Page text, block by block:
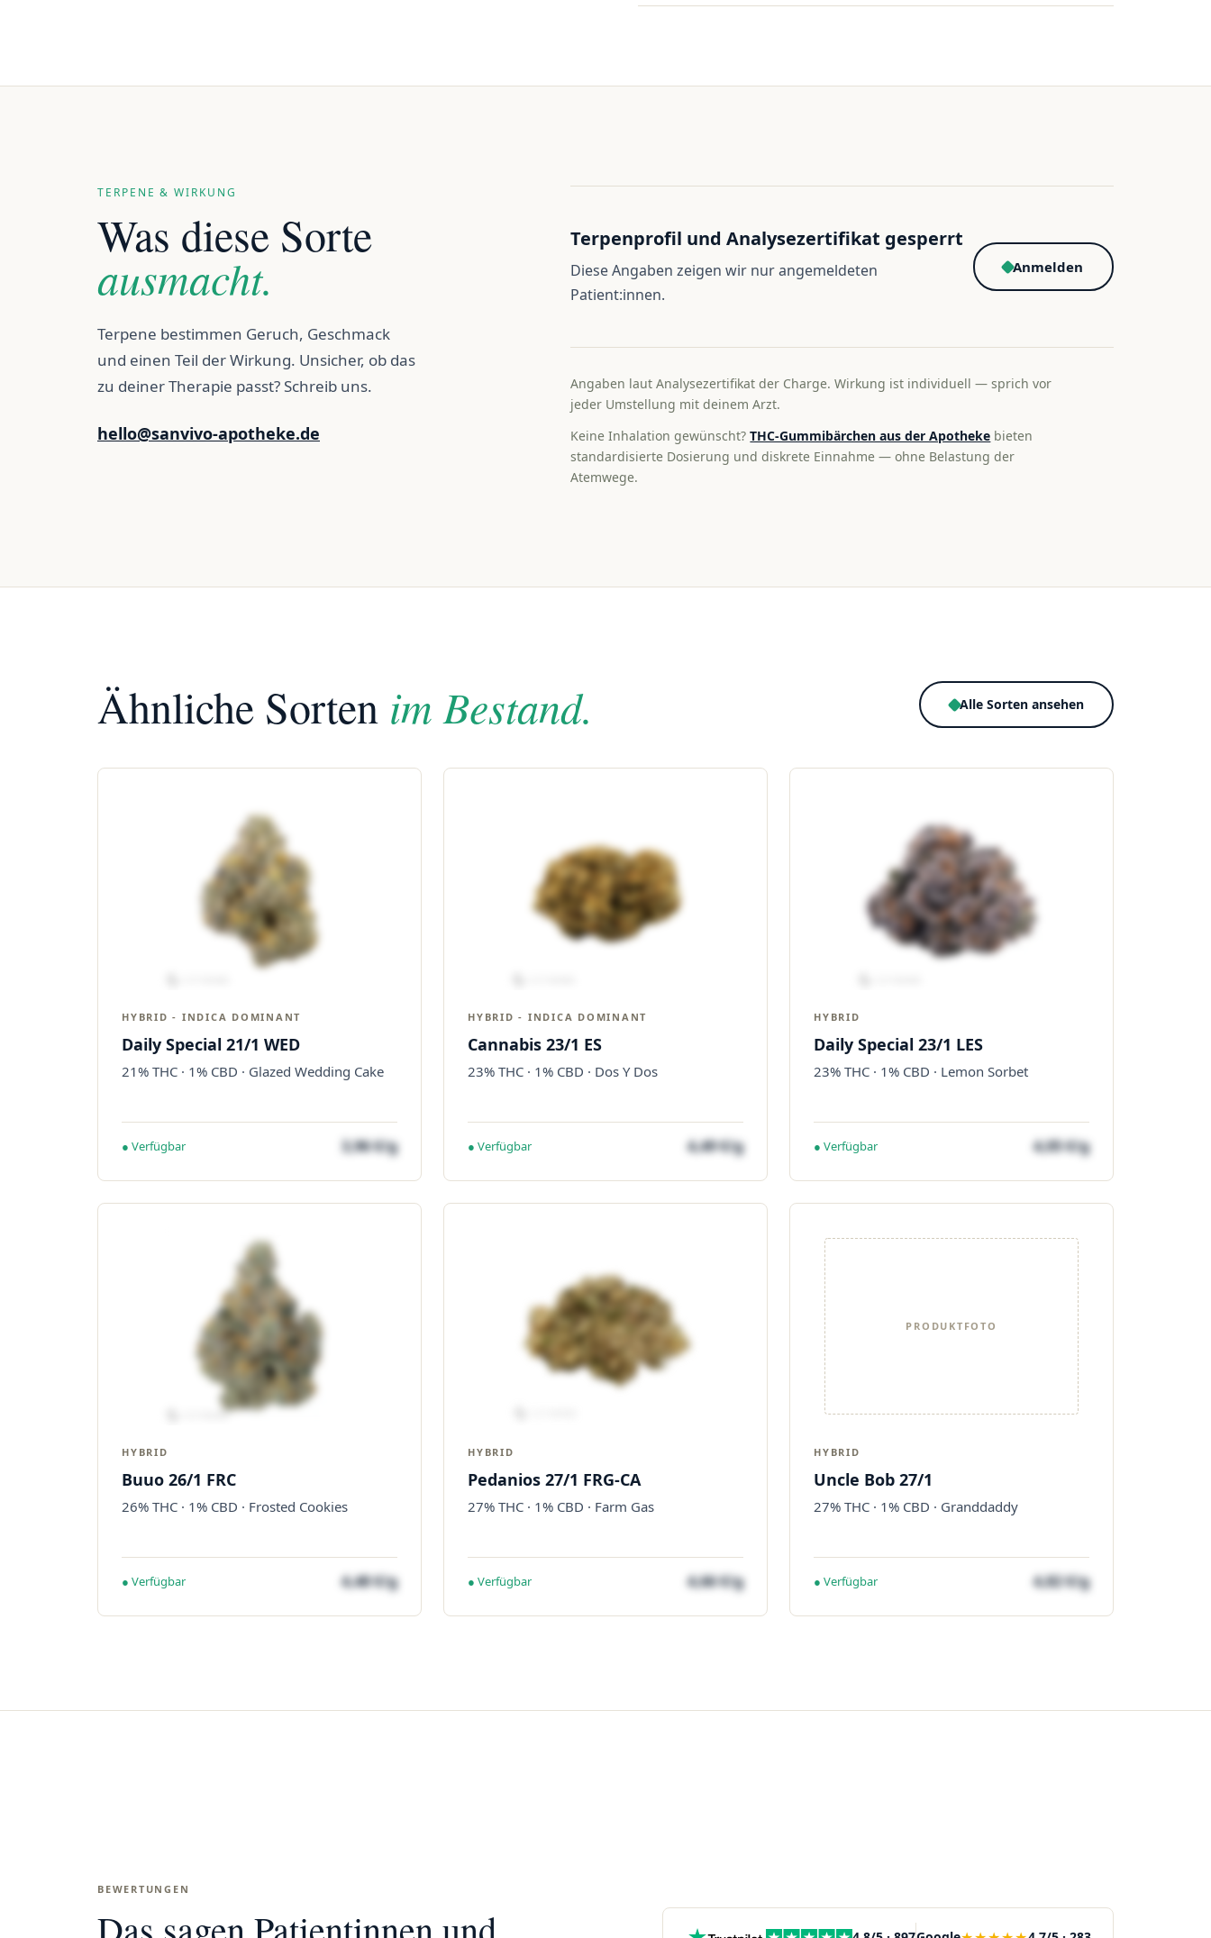
TERPENE & WIRKUNG
Was diese Sorte
ausmacht.
Terpene bestimmen Geruch, Geschmack
und einen Teil der Wirkung. Unsicher, ob das
zu deiner Therapie passt? Schreib uns.
hello@sanvivo-apotheke.de
Terpenprofil und Analysezertifikat gesperrt
Diese Angaben zeigen wir nur angemeldeten
Patient:innen.
Anmelden
Angaben laut Analysezertifikat der Charge. Wirkung ist individuell — sprich vor
jeder Umstellung mit deinem Arzt.
Keine Inhalation gewünscht?THC-Gummibärchen aus der Apotheke bieten
standardisierte Dosierung und diskrete Einnahme — ohne Belastung der
Atemwege.
Ähnliche Sorten im Bestand. Alle Sorten ansehen
HYBRID - INDICA DOMINANT
Daily Special 21/1 WED
21% THC · 1% CBD · Glazed Wedding Cake
● Verfügbar 3,96 €/g
HYBRID - INDICA DOMINANT
Cannabis 23/1 ES
23% THC · 1% CBD · Dos Y Dos
● Verfügbar 4,49 €/g
HYBRID
Daily Special 23/1 LES
23% THC · 1% CBD · Lemon Sorbet
● Verfügbar 4,05 €/g
HYBRID
Buuo 26/1 FRC
26% THC · 1% CBD · Frosted Cookies
● Verfügbar 4,48 €/g
HYBRID
Pedanios 27/1 FRG-CA
27% THC · 1% CBD · Farm Gas
● Verfügbar 4,66 €/g
PRODUKTFOTO
HYBRID
Uncle Bob 27/1
27% THC · 1% CBD · Granddaddy
● Verfügbar 4,82 €/g
BEWERTUNGEN